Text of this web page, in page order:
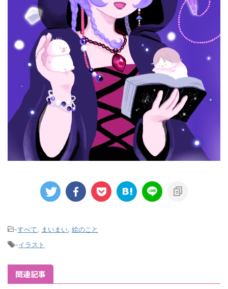
-すべて まいまい 絵のこと
-イラスト
関連記事